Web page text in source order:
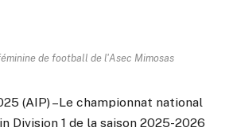
de football de l'Asec Mimosas
(AIP) –Le championnat national
Division 1 de la saison 2025-2026